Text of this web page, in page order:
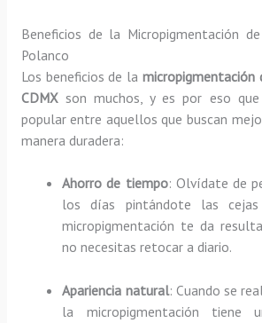
Beneficios de la Micropigmentación
Polanco
Los beneficios de lamicropigmentación
CDMXson muchos, y es por eso
popular entre aquellos que buscan
manera duradera:
Ahorro de tiempo: Olvídate de
los días pintándote las
micropigmentación te da
no necesitas retocar a diario.
Apariencia natural: Cuando se
la micropigmentación tiene